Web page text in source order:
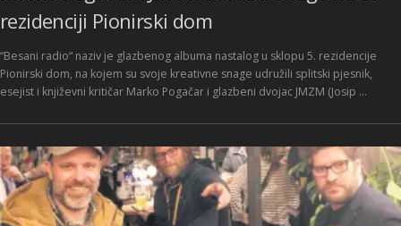
rezidenciji Pionirski dom
“Besani radio“ naziv je glazbenog albuma nastalog u sklopu 5. rezidencije
Pionirski dom, na kojem su svoje kreativne snage udružili splitski pjesnik,
esejist i književni kritičar Marko Pogačar i glazbeni dvojac JMZM (Josip …